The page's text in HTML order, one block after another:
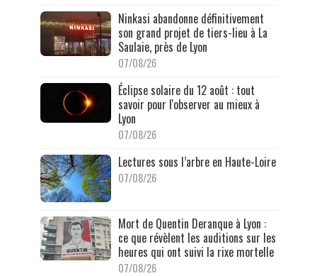
Ninkasi abandonne définitivement
son grand projet de tiers-lieu à La
Saulaie, près de Lyon
07/08/26
Éclipse solaire du 12 août : tout
savoir pour l'observer au mieux à
Lyon
07/08/26
Lectures sous l’arbre en Haute-Loire
07/08/26
Mort de Quentin Deranque à Lyon :
ce que révèlent les auditions sur les
heures qui ont suivi la rixe mortelle
07/08/26